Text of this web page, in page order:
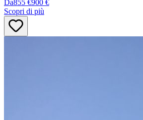
Da855 €900 €
Scopri di più